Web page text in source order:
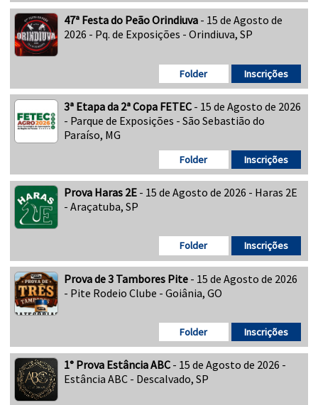
47ª Festa do Peão Orindiuva - 15 de Agosto de
2026 - Pq. de Exposições - Orindiuva, SP
Inscrições
Folder
3ª Etapa da 2ª Copa FETEC - 15 de Agosto de 2026
- Parque de Exposições - São Sebastião do
Paraíso, MG
Inscrições
Folder
Prova Haras 2E - 15 de Agosto de 2026 - Haras 2E
- Araçatuba, SP
Inscrições
Folder
Prova de 3 Tambores Pite - 15 de Agosto de 2026
- Pite Rodeio Clube - Goiânia, GO
Inscrições
Folder
1° Prova Estância ABC - 15 de Agosto de 2026 -
Estância ABC - Descalvado, SP